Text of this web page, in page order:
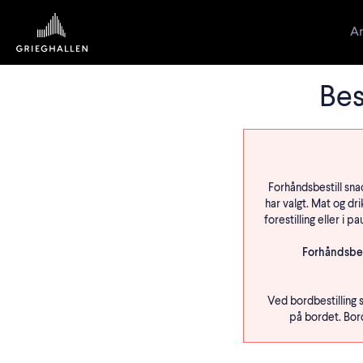
Forhåndsbestill
har valgt. Mat og
forestilling eller i
Ved bordbestilling
på bordet.